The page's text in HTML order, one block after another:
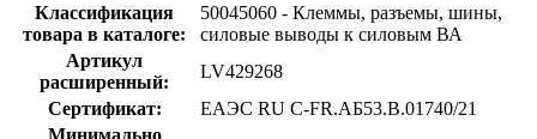
Классификация
товара в каталоге:
50045060 - Клеммы, разъемы, шины,
силовые выводы к силовым ВА
Артикул
расширенный:
LV429268
Сертификат:
ЕАЭС RU С-FR.АБ53.В.01740/21
Минимально